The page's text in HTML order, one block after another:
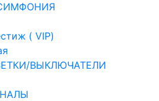
( VIP)
ВЫКЛЮЧАТЕЛИ